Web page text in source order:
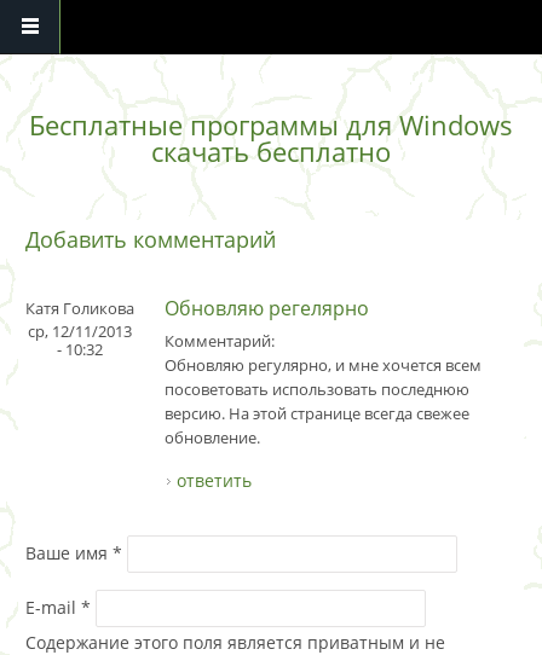
Перейти к основному содержанию
Бесплатные программы для Windows
скачать бесплатно
Добавить комментарий
Катя Голикова
ср, 12/11/2013
- 10:32
Обновляю регелярно
Комментарий:
Обновляю регулярно, и мне хочется всем
посоветовать использовать последнюю
версию. На этой странице всегда свежее
обновление.
ответить
Ваше имя *
E-mail *
Содержание этого поля является приватным и не